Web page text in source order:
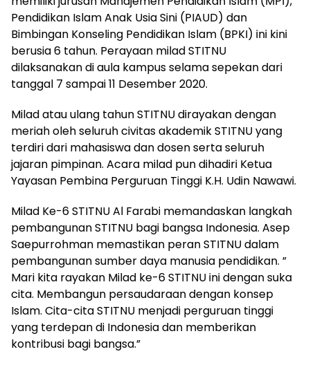
Pendidikan Islam Anak Usia Sini (PIAUD) dan
Bimbingan Konseling Pendidikan Islam (BPKI) ini kini
berusia 6 tahun. Perayaan milad STITNU
dilaksanakan di aula kampus selama sepekan dari
tanggal 7 sampai 11 Desember 2020.
Milad atau ulang tahun STITNU dirayakan dengan
meriah oleh seluruh civitas akademik STITNU yang
terdiri dari mahasiswa dan dosen serta seluruh
jajaran pimpinan. Acara milad pun dihadiri Ketua
Yayasan Pembina Perguruan Tinggi K.H. Udin Nawawi.
Milad Ke-6 STITNU Al Farabi memandaskan langkah
pembangunan STITNU bagi bangsa Indonesia. Asep
Saepurrohman memastikan peran STITNU dalam
pembangunan sumber daya manusia pendidikan. ”
Mari kita rayakan Milad ke-6 STITNU ini dengan suka
cita. Membangun persaudaraan dengan konsep
Islam. Cita-cita STITNU menjadi perguruan tinggi
yang terdepan di Indonesia dan memberikan
kontribusi bagi bangsa.”